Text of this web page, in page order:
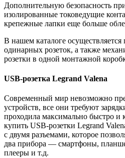
Дополнительную безопасность
изолированные токоведущие
крепежные лапки еще больше
В нашем каталоге осуществляется
одинарных розеток, а также
розетки в одной монтажной
USB-розетка Legrand Valena
Современный мир невозможно
устройств, все они требуют
проходила максимально быстро
купить USB-розетки Legrand
с двумя разъемами, которое
два прибора — смартфоны,
плееры и т.д.